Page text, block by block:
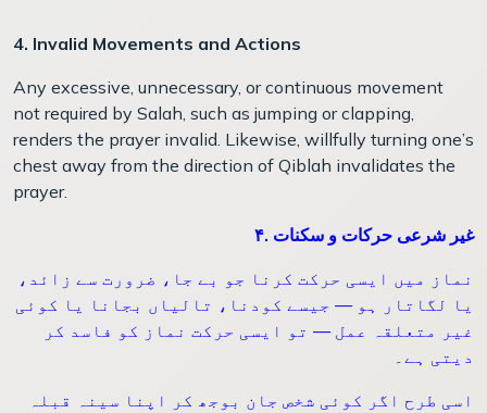
4. Invalid Movements and Actions
Any excessive, unnecessary, or continuous movement
not required by Salah, such as jumping or clapping,
renders the prayer invalid. Likewise, willfully turning one’s
chest away from the direction of Qiblah invalidates the
prayer.
۴. غیر شرعی حرکات و سکنات
نماز میں ایسی حرکت کرنا جو بے جا، ضرورت سے زائد،
یا لگاتار ہو — جیسے کودنا، تالیاں بجانا یا کوئی
غیر متعلقہ عمل — تو ایسی حرکت نماز کو فاسد کر
دیتی ہے۔
اسی طرح اگر کوئی شخص جان بوجھ کر اپنا سینہ قبلہ